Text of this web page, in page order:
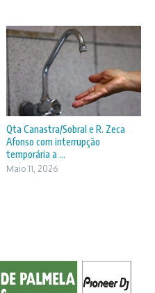
Qta Canastra/Sobral e R. Zeca
Afonso com interrupção
temporária a ...
Maio 11, 2026